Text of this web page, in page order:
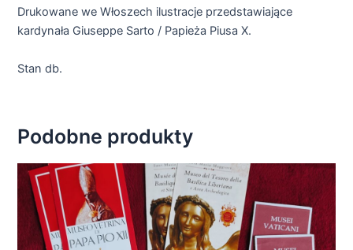
Drukowane we Włoszech ilustracje przedstawiające
kardynała Giuseppe Sarto / Papieża Piusa X.
Stan db.
Podobne produkty